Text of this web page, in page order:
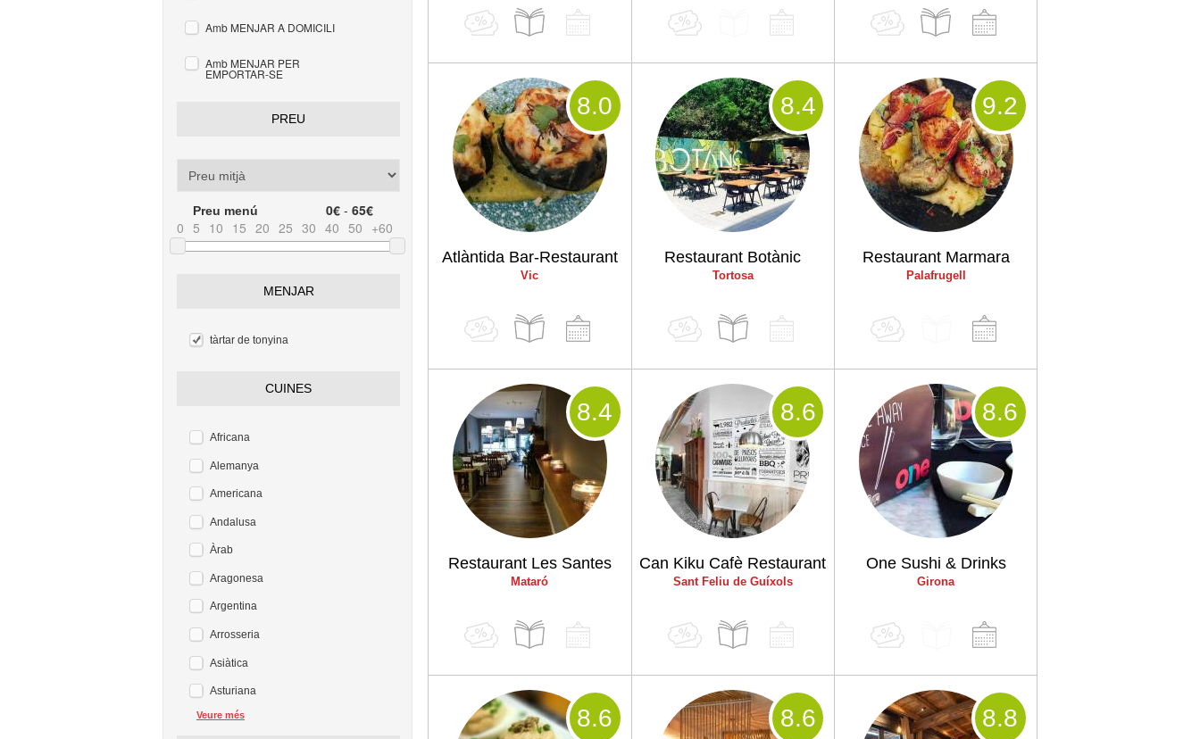
Amb MENJAR A DOMICILI
Amb MENJAR PER
EMPORTAR-SE
PREU
Preu menú 0€ - 65€
0 5 10 15 20 25 30 40 50 +60
MENJAR
tàrtar de tonyina
CUINES
Africana
Alemanya
Americana
Andalusa
Àrab
Aragonesa
Argentina
Arrosseria
Asiàtica
Asturiana
Veure més
Atlàntida Bar-Restaurant
Vic
8.0
Restaurant Botànic
Tortosa
8.4
Restaurant Marmara
Palafrugell
9.2
Restaurant Les Santes
Mataró
8.4
Can Kiku Cafè Restaurant
Sant Feliu de Guíxols
8.6
One Sushi & Drinks
Girona
8.6
8.6 8.6 8.8